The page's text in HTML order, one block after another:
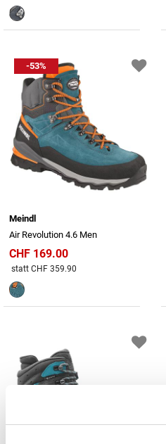
-53%
Meindl
Air Revolution 4.6 Men
CHF 169.00
Preis reduziert von
statt CHF 359.90